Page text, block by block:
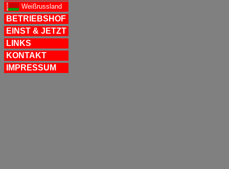
Weißrussland
BETRIEBSHOF
EINST & JETZT
LINKS
KONTAKT
IMPRESSUM